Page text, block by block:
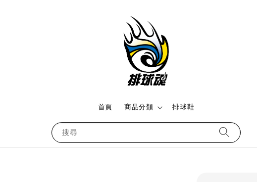
搜尋
首頁 商品分類 排球鞋